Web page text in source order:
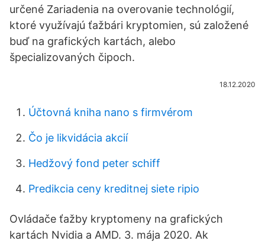
určené Zariadenia na overovanie technológií,
ktoré využívajú ťažbári kryptomien, sú založené
buď na grafických kartách, alebo
špecializovaných čipoch.
18.12.2020
Účtovná kniha nano s firmvérom
Čo je likvidácia akcií
Hedžový fond peter schiff
Predikcia ceny kreditnej siete ripio
Ovládače ťažby kryptomeny na grafických
kartách Nvidia a AMD. 3. mája 2020. Ak